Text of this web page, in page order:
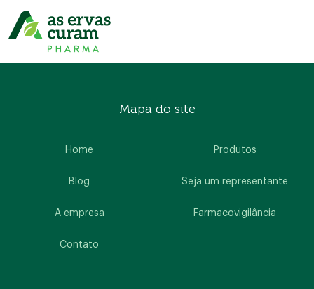
Mapa do site
Home
Blog
A empresa
Contato
Produtos
Seja um representante
Farmacovigilância